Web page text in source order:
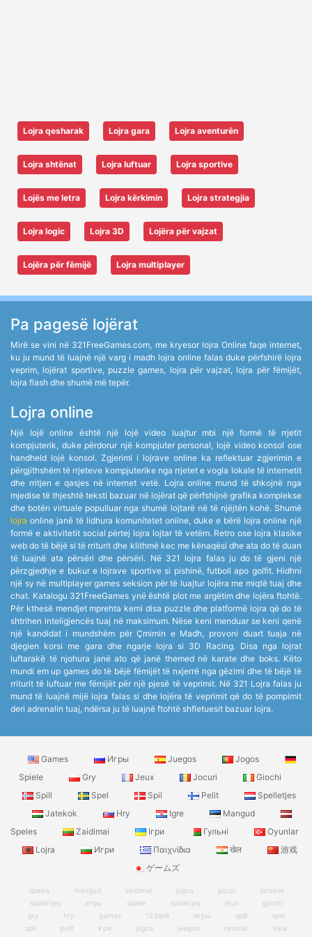
Lojra qesharak Lojra gara Lojra aventurën
Lojra shtënat Lojra luftuar Lojra sportive
Lojës me letra Lojra kërkimin Lojra strategjia
Lojra logic Lojra 3D Lojëra për vajzat
Lojëra për fëmijë Lojra multiplayer
Pa pagesë lojërat
Mirë se vini në 321FreeGames.com, me kryesor lojra Online faqe internet,
ku ju mund të luajnë një varg i madh lojra online falas duke përfshirë lojra
veprim, lojërat sportive, puzzle games, lojra për vajzat, lojra për fëmijët,
lojra flash dhe shumë më tepër.
Lojra online
Një lojë online është një lojë video luajtur mbi një formë të rrjetit
kompjuterik, duke përdorur një kompjuter personal, lojë video konsol ose
handheld lojë konsol. Zgjerimi i lojrave online ka reflektuar zgjerimin e
përgjithshëm të rrjeteve kompjuterike nga rrjetet e vogla lokale të internetit
dhe rritjen e qasjes në internet vetë. Lojra online mund të shkojnë nga
mjedise të thjeshtë teksti bazuar në lojërat që përfshijnë grafika komplekse
dhe botën virtuale populluar nga shumë lojtarë në të njëjtën kohë. Shumë
lojra online janë të lidhura komunitetet online, duke e bërë lojra online një
formë e aktivitetit social përtej lojra lojtar të vetëm. Retro ose lojra klasike
web do të bëjë si të rriturit dhe klithmë kec me kënaqësi dhe ata do të duan
të luajnë ata përsëri dhe përsëri. Në 321 lojra falas ju do të gjeni një
përzgjedhje e bukur e lojrave sportive si pishinë, futboll apo golfit. Hidhni
një sy në multiplayer games seksion për të luajtur lojëra me miqtë tuaj dhe
chat. Katalogu 321FreeGames ynë është plot me argëtim dhe lojëra ftohtë.
Për kthesë mendjet mprehta kemi disa puzzle dhe platformë lojra që do të
shtrihen inteligjencës tuaj në maksimum. Nëse keni menduar se keni qenë
një kandidat i mundshëm për Çmimin e Madh, provoni duart tuaja në
djegien korsi me gara dhe ngarje lojra si 3D Racing. Disa nga lojrat
luftarakë të njohura janë ato që janë themed në karate dhe boks. Këto
mundi em up games do të bëjë fëmijët të nxjerrë nga gëzimi dhe të bëjë të
rriturit të luftuar me fëmijët për një pjesë të veprimit. Në 321 Lojra falas ju
mund të luajnë mijë lojra falas si dhe lojëra të veprimit që do të pompimit
deri adrenalin tuaj, ndërsa ju të luajnë ftohtë shfletuesit bazuar lojra.
Games Игры Juegos
Jogos
Spiele
Gry Jeux Jocuri
Giochi
Spill
Spel Spil Pelit
Spelletjes
Jatekok
Hry Igre
Mangud
Speles
Zaidimai Ігри Гульні
Oyunlar
Lojra
Игри Παιχνίδια खेल
游戏
ゲームズ
speles mängud zaidimai jogos jocuri
jatekok
spelletjes
игры spiele spelletjes jeux
giochi
gry
hry games 123spill игры spill
spel
spil
pelit ігри jogos juegos oyunlar
lojra